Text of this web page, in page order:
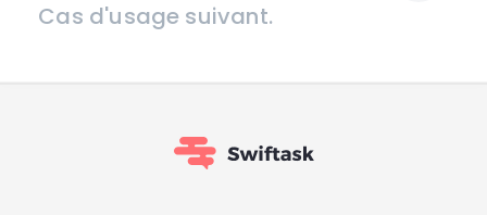
Cas d'usage suivant.